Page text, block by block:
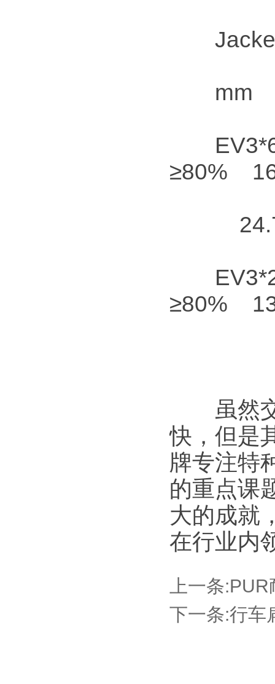
mm
≥80%
≥80%
虽然交
快，但是
牌专注特
的重点课
大的成就
在行业内
上一条:PUR
下一条:行车